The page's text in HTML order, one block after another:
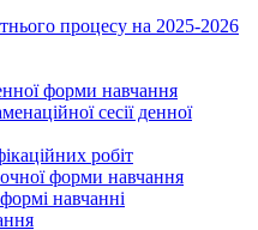
процесу на 2025-2026
форми навчання
сесії денної
робіт
форми навчання
навчанні